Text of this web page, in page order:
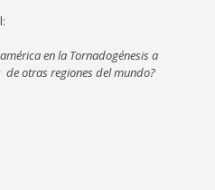
en la Tornadogénesis a
otras regiones del mundo?